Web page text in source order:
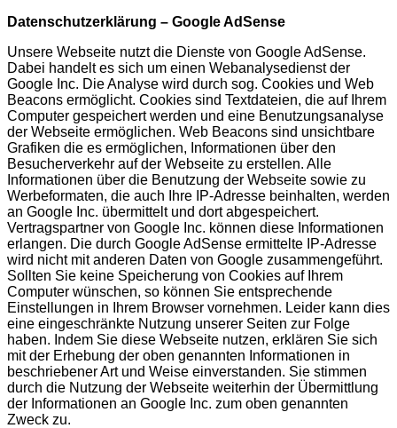
Datenschutzerklärung – Google AdSense
Unsere Webseite nutzt die Dienste von Google AdSense.
Dabei handelt es sich um einen Webanalysedienst der
Google Inc. Die Analyse wird durch sog. Cookies und Web
Beacons ermöglicht. Cookies sind Textdateien, die auf Ihrem
Computer gespeichert werden und eine Benutzungsanalyse
der Webseite ermöglichen. Web Beacons sind unsichtbare
Grafiken die es ermöglichen, Informationen über den
Besucherverkehr auf der Webseite zu erstellen. Alle
Informationen über die Benutzung der Webseite sowie zu
Werbeformaten, die auch Ihre IP-Adresse beinhalten, werden
an Google Inc. übermittelt und dort abgespeichert.
Vertragspartner von Google Inc. können diese Informationen
erlangen. Die durch Google AdSense ermittelte IP-Adresse
wird nicht mit anderen Daten von Google zusammengeführt.
Sollten Sie keine Speicherung von Cookies auf Ihrem
Computer wünschen, so können Sie entsprechende
Einstellungen in Ihrem Browser vornehmen. Leider kann dies
eine eingeschränkte Nutzung unserer Seiten zur Folge
haben. Indem Sie diese Webseite nutzen, erklären Sie sich
mit der Erhebung der oben genannten Informationen in
beschriebener Art und Weise einverstanden. Sie stimmen
durch die Nutzung der Webseite weiterhin der Übermittlung
der Informationen an Google Inc. zum oben genannten
Zweck zu.